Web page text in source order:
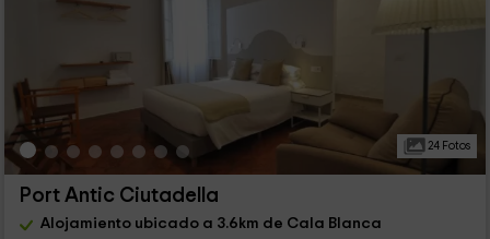
24 Fotos
Port Antic Ciutadella
Alojamiento ubicado a 3.6km de Cala Blanca